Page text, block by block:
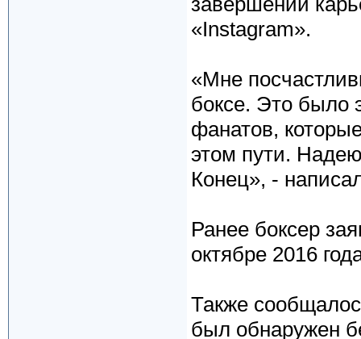
«Instagram».
«Мне
боксе. Это было
фанатов,
этом пути.
Конец», -
Ранее боксер
октябре 2016
Также
был обнаружен